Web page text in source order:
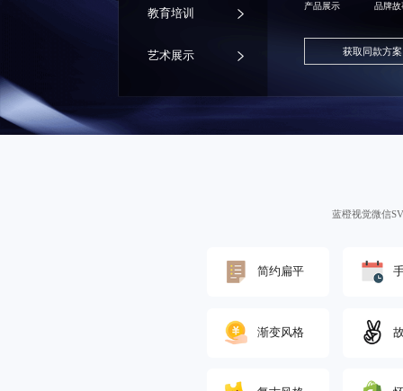
教育培训
艺术展示
产品展示 品牌故
获取同款方案
蓝橙视觉微信
简约扁平
渐变风格